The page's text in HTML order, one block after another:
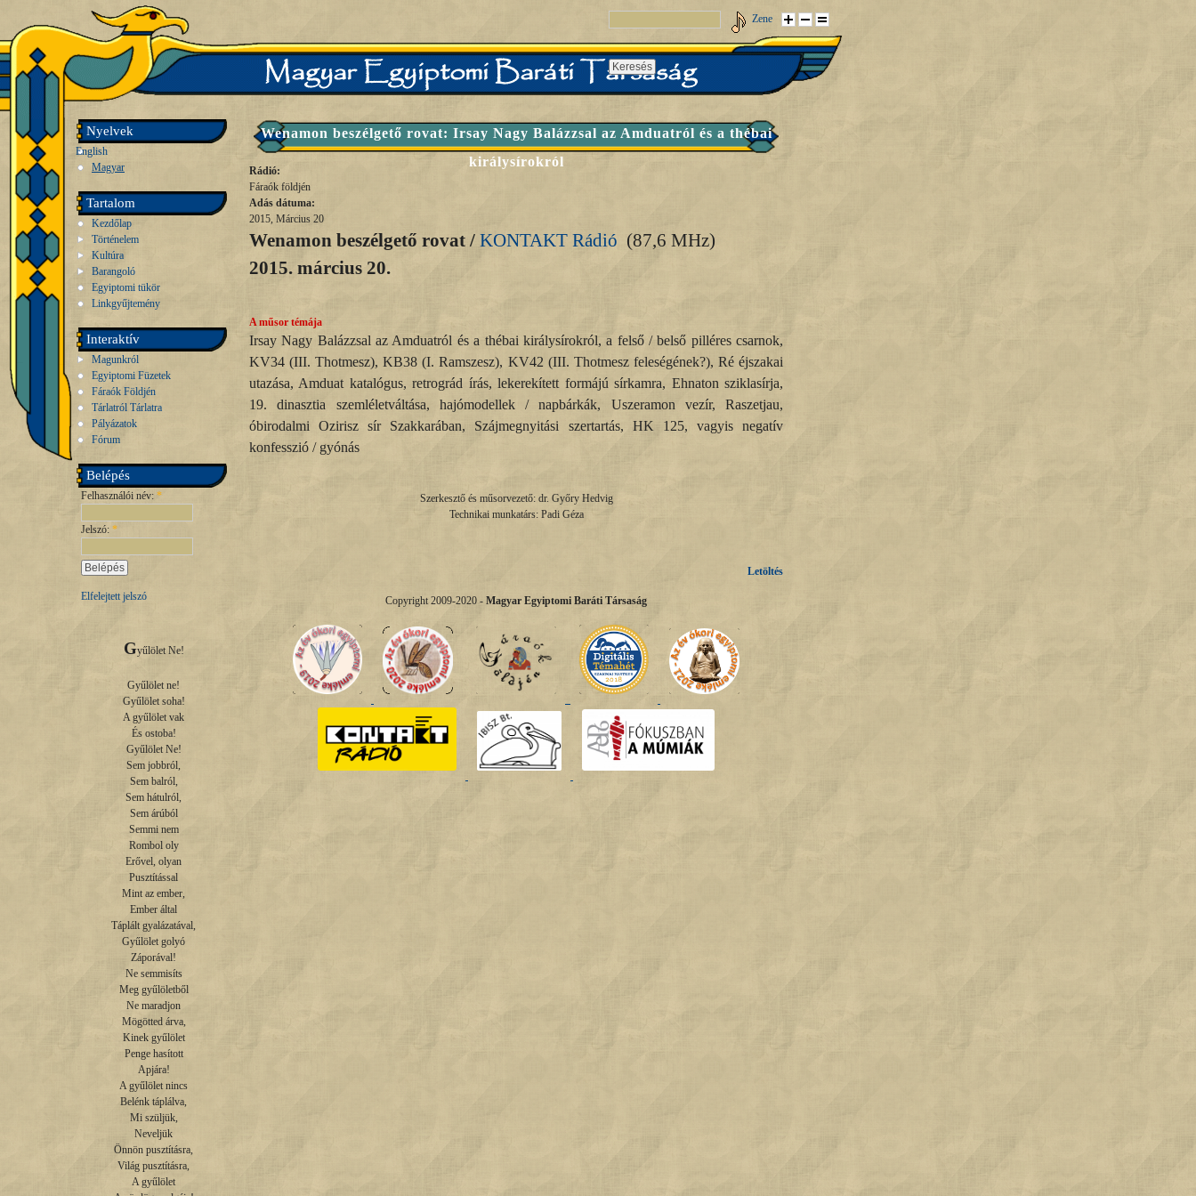
Zene
Nyelvek
English
Magyar
Tartalom
Kezdőlap
Történelem
Kultúra
Barangoló
Egyiptomi tükör
Linkgyűjtemény
Interaktív
Magunkról
Egyiptomi Füzetek
Fáraók Földjén
Tárlatról Tárlatra
Pályázatok
Fórum
Belépés
Felhasználói név: *
Jelszó: *
Elfelejtett jelszó
Gyűlölet Ne!
Gyűlölet ne!
Gyűlölet soha!
A gyűlölet vak
És ostoba!
Gyűlölet Ne!
Sem jobbról,
Sem balról,
Sem hátulról,
Sem árúból
Semmi nem
Rombol oly
Erővel, olyan
Pusztítással
Mint az ember,
Ember által
Táplált gyalázatával,
Gyűlölet golyó
Záporával!
Ne semmisíts
Meg gyűlöletből
Ne maradjon
Mögötted árva,
Kinek gyűlölet
Penge hasított
Apjára!
A gyűlölet nincs
Belénk táplálva,
Mi szüljük,
Neveljük
Önnön pusztításra,
Világ pusztításra,
A gyűlölet
Wenamon beszélgető rovat: Irsay Nagy Balázzsal az Amduatról és a thébai
királysírokról
Rádió:
Fáraók földjén
Adás dátuma:
2015, Március 20
Wenamon beszélgető rovat / KONTAKT Rádió (87,6 MHz)
2015. március 20.
A műsor témája
Irsay Nagy Balázzsal az Amduatról és a thébai királysírokról, a felső / belső pilléres csarnok,
KV34 (III. Thotmesz), KB38 (I. Ramszesz), KV42 (III. Thotmesz feleségének?), Ré éjszakai
utazása, Amduat katalógus, retrográd írás, lekerekített formájú sírkamra, Ehnaton sziklasírja,
19. dinasztia szemléletváltása, hajómodellek / napbárkák, Uszeramon vezír, Raszetjau,
óbirodalmi Ozirisz sír Szakkarában, Szájmegnyitási szertartás, HK 125, vagyis negatív
konfesszió / gyónás
Szerkesztő és műsorvezető: dr. Győry Hedvig
Technikai munkatárs: Padi Géza
Letöltés
Copyright 2009-2020 - Magyar Egyiptomi Baráti Társaság